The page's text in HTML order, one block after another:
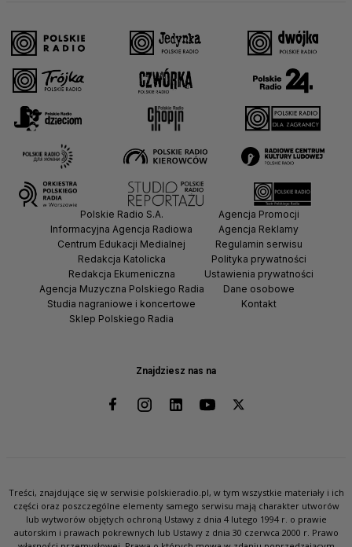
Znajdziesz nas na
Polskie Radio S.A.
Informacyjna Agencja Radiowa
Centrum Edukacji Medialnej
Redakcja Katolicka
Redakcja Ekumeniczna
Agencja Muzyczna Polskiego Radia
Studia nagraniowe i koncertowe
Sklep Polskiego Radia
Agencja Promocji
Agencja Reklamy
Regulamin serwisu
Polityka prywatności
Ustawienia prywatności
Dane osobowe
Kontakt
Treści, znajdujące się w serwisie polskieradio.pl, w tym wszystkie materiały i ich
części oraz poszczególne elementy samego serwisu mają charakter utworów
lub wytworów objętych ochroną Ustawy z dnia 4 lutego 1994 r. o prawie
autorskim i prawach pokrewnych lub Ustawy z dnia 30 czerwca 2000 r. Prawo